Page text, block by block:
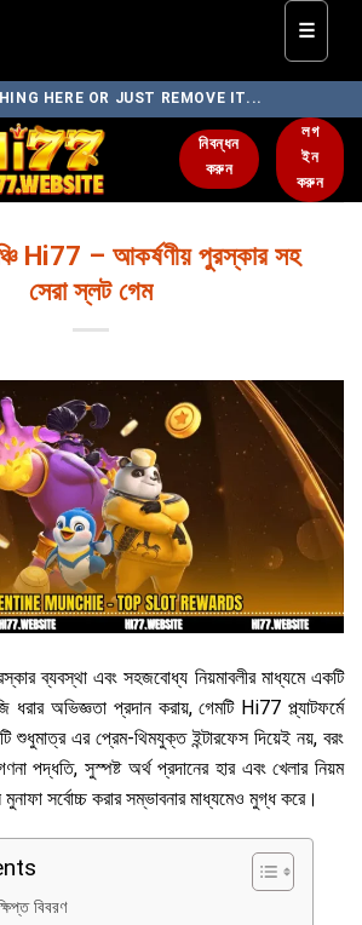
☰
HERE OR JUST REMOVE IT...
নিবন্ধন
করুন
লগ
ইন
করুন
Hi77 – আকর্ষণীয় পুরস্কার সহ
সেরা স্লট গেম
ব্যবস্থা এবং সহজবোধ্য নিয়মাবলীর মাধ্যমে একটি
অভিজ্ঞতা প্রদান করায়, গেমটি Hi77 প্ল্যাটফর্মে
শুধুমাত্র এর প্রেম-থিমযুক্ত ইন্টারফেস দিয়েই নয়, বরং
পদ্ধতি, সুস্পষ্ট অর্থ প্রদানের হার এবং খেলার নিয়ম
সর্বোচ্চ করার সম্ভাবনার মাধ্যমেও মুগ্ধ করে।
বিবরণ